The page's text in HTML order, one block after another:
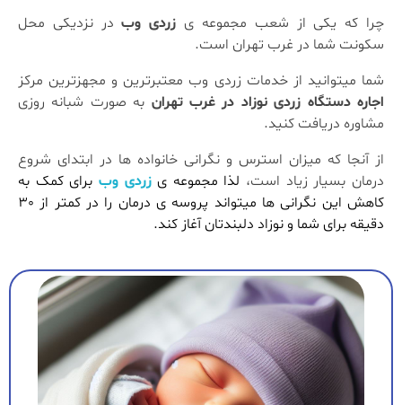
چرا که یکی از شعب مجموعه ی زردی وب در نزدیکی محل
سکونت شما در غرب تهران است.
شما میتوانید از خدمات زردی وب معتبرترین و مجهزترین مرکز
اجاره دستگاه زردی نوزاد در غرب تهران به صورت شبانه روزی
مشاوره دریافت کنید.
از آنجا که میزان استرس و نگرانی خانواده ها در ابتدای شروع
درمان بسیار زیاد است، لذا مجموعه ی زردی وب برای کمک به
کاهش این نگرانی ها میتواند پروسه ی درمان را در کمتر از 30
دقیقه برای شما و نوزاد دلبندتان آغاز کند.